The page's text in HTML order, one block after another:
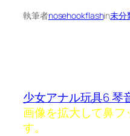
執筆者nosehookflashin未分
少女アナル玩具6 琴
画像を拡大して鼻フ
す。